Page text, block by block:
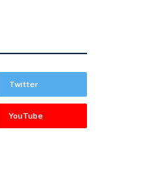
Twitter
YouTube